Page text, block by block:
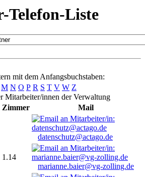
Telefon-Liste
mit dem Anfangsbuchstaben:
M N O P R S T V W Z
Mitarbeiter/innen der Verwaltung
Zimmer
Mail
datenschutz@actago.de
1.14
marianne.baier@vg-zolling.de